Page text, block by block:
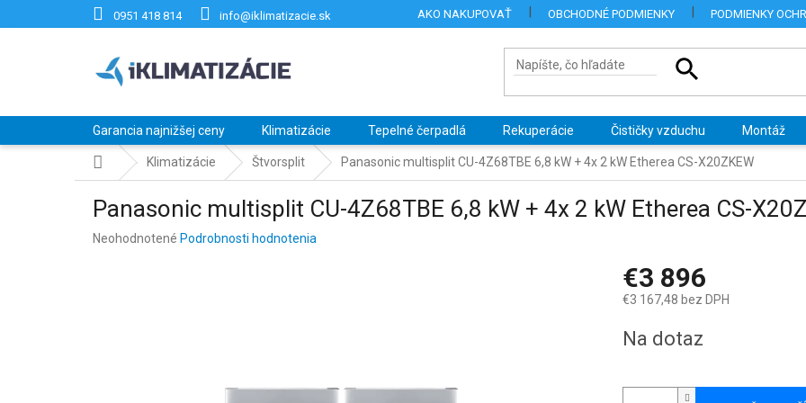
0951 418 814 info@iklimatizacie.sk AKO NAKUPOVAŤ OBCHODNÉ PODMIENKY PODMIENKY
Garancia najnižšej ceny Klimatizácie Tepelné čerpadlá Rekuperácie Čističky vzduchu Montáž
DomovKlimatizácie Štvorsplit Panasonic multisplit CU-4Z68TBE 6,8 kW + 4x 2 kW Etherea CS-X20ZKEW
Panasonic multisplit CU-4Z68TBE 6,8 kW + 4x 2 kW Etherea CS-
Priemerné
Neohodnotené Podrobnosti hodnotenia
€3 896
€3 167,48 bez DPH
cena:
Na dotaz